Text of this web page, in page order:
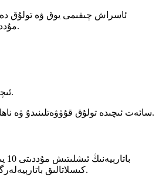
مۇددىتى ئىچىدە ئىشلەيدۇ.
> ئىچكى ساقلىغۇچ يوق.
> 2.5 سائەت ئىچىدە تولۇق قۇۋۋەتلىنىدۇ ۋە ناھايىتى ئۈنۈملۈك.
كىسلاتالىق باتارېيەلەرگە قارىغاندا ئۇزۇنراق.